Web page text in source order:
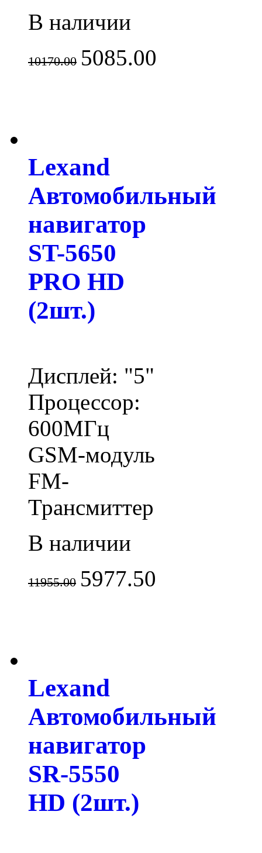
В наличии
10170.00 5085.00
Lexand
Автомобильный
навигатор
ST-5650
PRO HD
(2шт.)
Дисплей: "5"
Процессор:
600МГц
GSM-модуль
FM-
Трансмиттер
В наличии
11955.00 5977.50
Lexand
Автомобильный
навигатор
SR-5550
HD (2шт.)